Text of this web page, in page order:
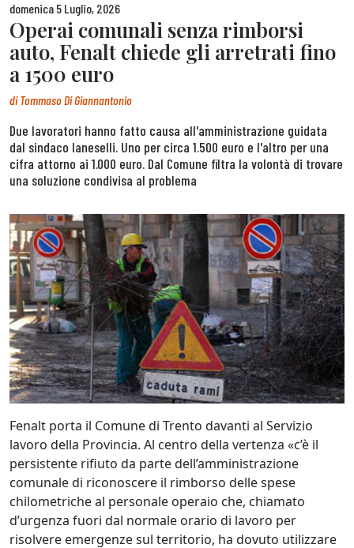
domenica 5 Luglio, 2026
Operai comunali senza rimborsi
auto, Fenalt chiede gli arretrati fino
a 1500 euro
diTommaso Di Giannantonio
Due lavoratori hanno fatto causa all'amministrazione guidata
dal sindaco Ianeselli. Uno per circa 1.500 euro e l'altro per una
cifra attorno ai 1.000 euro. Dal Comune filtra la volontà di trovare
una soluzione condivisa al problema
Fenalt porta il Comune di Trento davanti al Servizio
lavoro della Provincia. Al centro della vertenza «c’è il
persistente rifiuto da parte dell’amministrazione
comunale di riconoscere il rimborso delle spese
chilometriche al personale operaio che, chiamato
d’urgenza fuori dal normale orario di lavoro per
risolvere emergenze sul territorio, ha dovuto utilizzare